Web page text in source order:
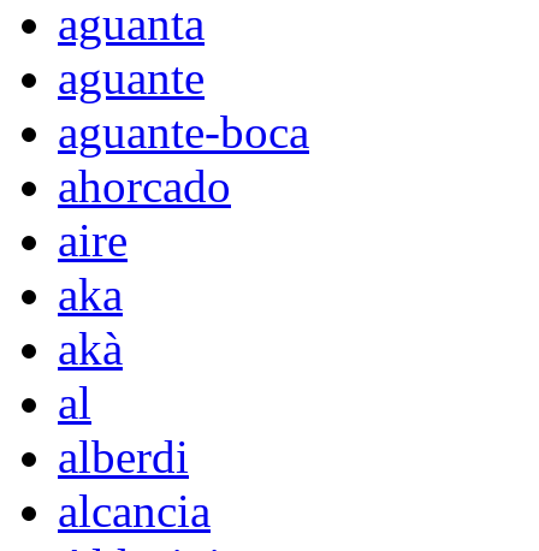
aguanta
aguante
aguante-boca
ahorcado
aire
aka
akà
al
alberdi
alcancia